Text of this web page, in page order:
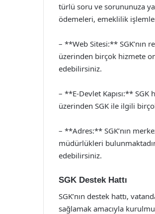
türlü soru ve sorununuza
ödemeleri, emeklilik
– **Web Sitesi:**
üzerinden birçok hizmete
edebilirsiniz.
– **E-Devlet Kapısı:**
üzerinden SGK ile ilgili
– **Adres:** SGK’nın
müdürlükleri
edebilirsiniz.
SGK Destek Hattı
SGK’nın destek hattı,
sağlamak amacıyla